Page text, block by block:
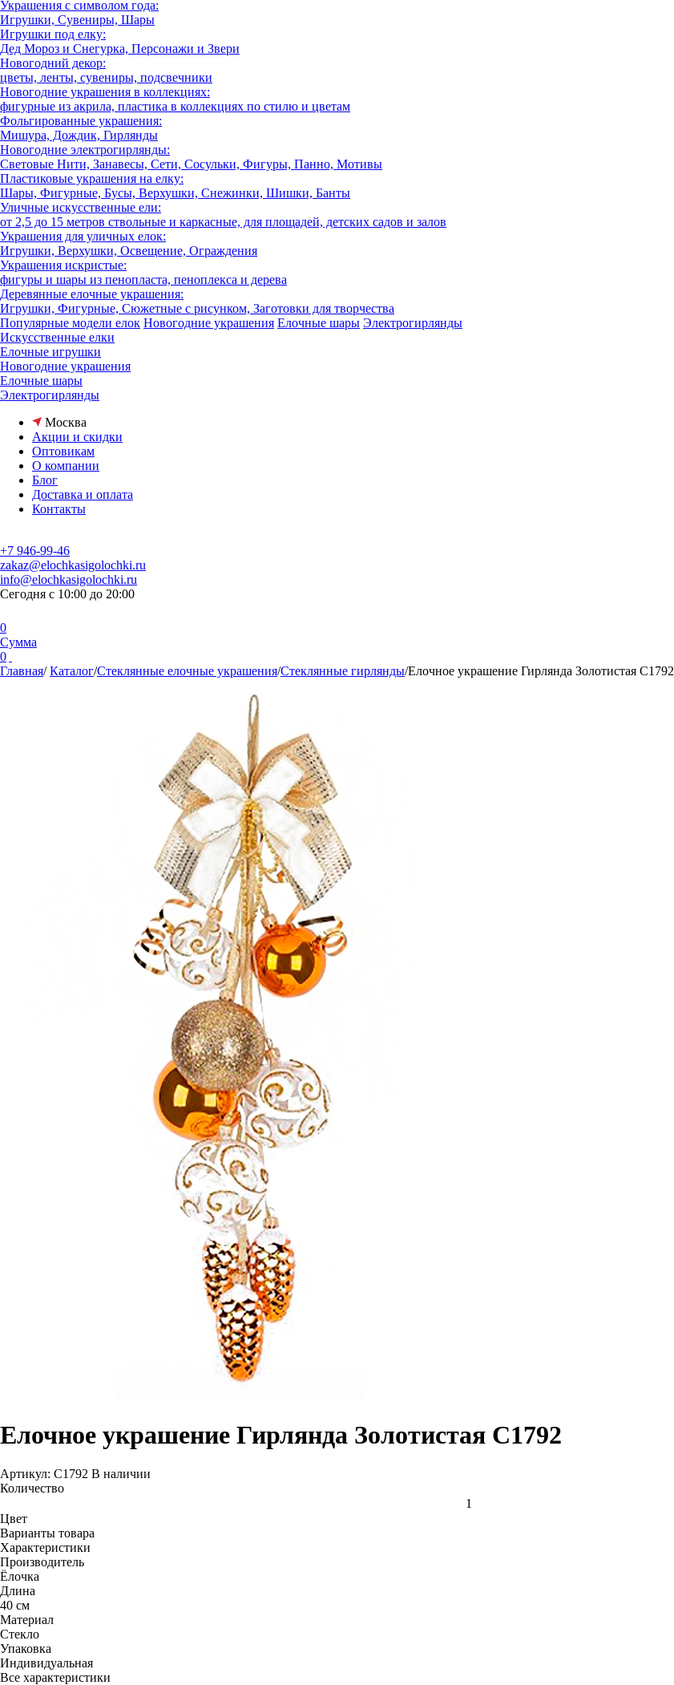
Украшения с символом года:
Игрушки, Сувениры, Шары
Игрушки под елку:
Дед Мороз и Снегурка, Персонажи и Звери
Новогодний декор:
цветы, ленты, сувениры, подсвечники
Новогодние украшения в коллекциях:
фигурные из акрила, пластика в коллекциях по стилю и цветам
Фольгированные украшения:
Мишура, Дождик, Гирлянды
Новогодние электрогирлянды:
Световые Нити, Занавесы, Сети, Сосульки, Фигуры, Панно, Мотивы
Пластиковые украшения на елку:
Шары, Фигурные, Бусы, Верхушки, Снежинки, Шишки, Банты
Уличные искусственные ели:
от 2,5 до 15 метров ствольные и каркасные, для площадей, детских садов и залов
Украшения для уличных елок:
Игрушки, Верхушки, Освещение, Ограждения
Украшения искристые:
фигуры и шары из пенопласта, пеноплекса и дерева
Деревянные елочные украшения:
Игрушки, Фигурные, Сюжетные с рисунком, Заготовки для творчества
Популярные модели елок Новогодние украшения Елочные шары Электрогирлянды
Искусственные елки
Елочные игрушки
Новогодние украшения
Елочные шары
Электрогирлянды
Москва
Акции и скидки
Оптовикам
О компании
Блог
Доставка и оплата
Контакты
+7 946-99-46
zakaz@elochkasigolochki.ru
info@elochkasigolochki.ru
Сегодня с 10:00 до 20:00
0
Сумма
0
Главная/ Каталог/Стеклянные елочные украшения/Стеклянные гирлянды/Елочное украшение Гирлянда Золотистая С1792
Елочное украшение Гирлянда Золотистая С1792
Артикул: С1792 В наличии
Количество
Цвет
Варианты товара
Характеристики
Производитель
Ёлочка
Длина
40 см
Материал
Стекло
Упаковка
Индивидуальная
Все характеристики